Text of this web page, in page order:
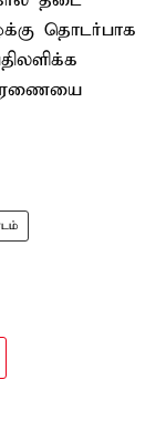
தொடர்பாக